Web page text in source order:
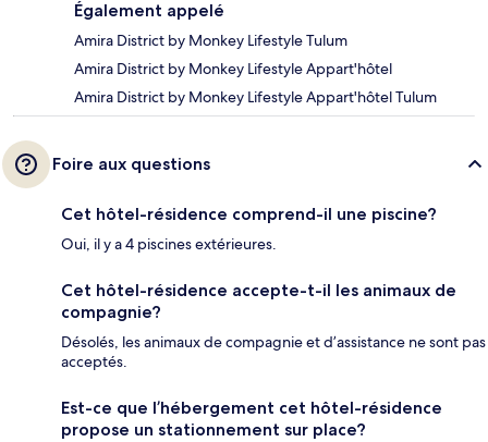
Également appelé
Amira District by Monkey Lifestyle Tulum
Amira District by Monkey Lifestyle Appart'hôtel
Amira District by Monkey Lifestyle Appart'hôtel Tulum
Foire aux questions
Cet hôtel-résidence comprend-il une piscine?
Oui, il y a 4 piscines extérieures.
Cet hôtel-résidence accepte-t-il les animaux de
compagnie?
Désolés, les animaux de compagnie et d’assistance ne sont pas
acceptés.
Est-ce que l’hébergement cet hôtel-résidence
propose un stationnement sur place?